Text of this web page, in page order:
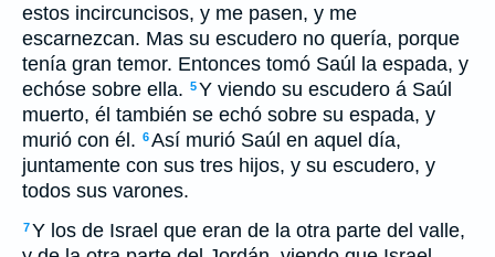
estos incircuncisos, y me pasen, y me
escarnezcan. Mas su escudero no quería, porque
tenía gran temor. Entonces tomó Saúl la espada, y
echóse sobre ella. 5Y viendo su escudero á Saúl
muerto, él también se echó sobre su espada, y
murió con él. 6Así murió Saúl en aquel día,
juntamente con sus tres hijos, y su escudero, y
todos sus varones.
7Y los de Israel que eran de la otra parte del valle,